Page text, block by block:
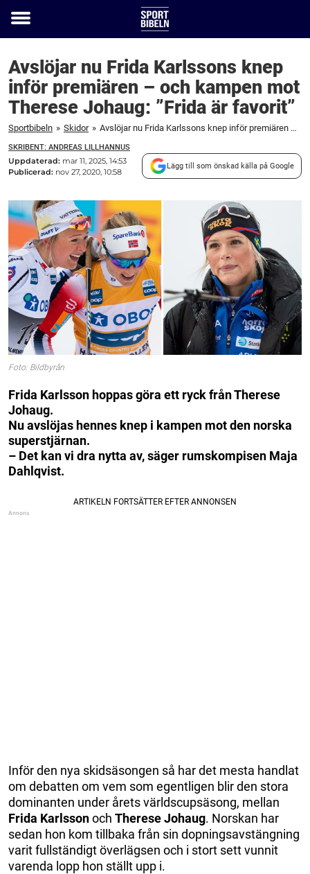
Toggle
Avslöjar nu Frida Karlssons knep
inför premiären – och kampen mot
Therese Johaug: ”Frida är favorit”
Sportbibeln » Skidor » Avslöjar nu Frida Karlssons knep inför premiären – och kampen mot Therese Johaug: ”Frida är favorit”
SKRIBENT: ANDREAS LILLHANNUS
Uppdaterad: mar 11, 2025, 14:53
Publicerad: nov 27, 2020, 10:58
Lägg till som önskad källa på Google
Foto: Bildbyrån
Frida Karlsson hoppas göra ett ryck från Therese
Johaug.
Nu avslöjas hennes knep i kampen mot den norska
superstjärnan.
– Det kan vi dra nytta av, säger rumskompisen Maja
Dahlqvist.
Inför den nya skidsäsongen så har det mesta handlat
om debatten om vem som egentligen blir den stora
dominanten under årets världscupsäsong, mellan
Frida Karlssonoch ThereseJohaug. Norskan har
sedan hon kom tillbaka från sin dopningsavstängning
varit fullständigt överlägsen och i stort sett vunnit
varenda lopp hon ställt upp i.